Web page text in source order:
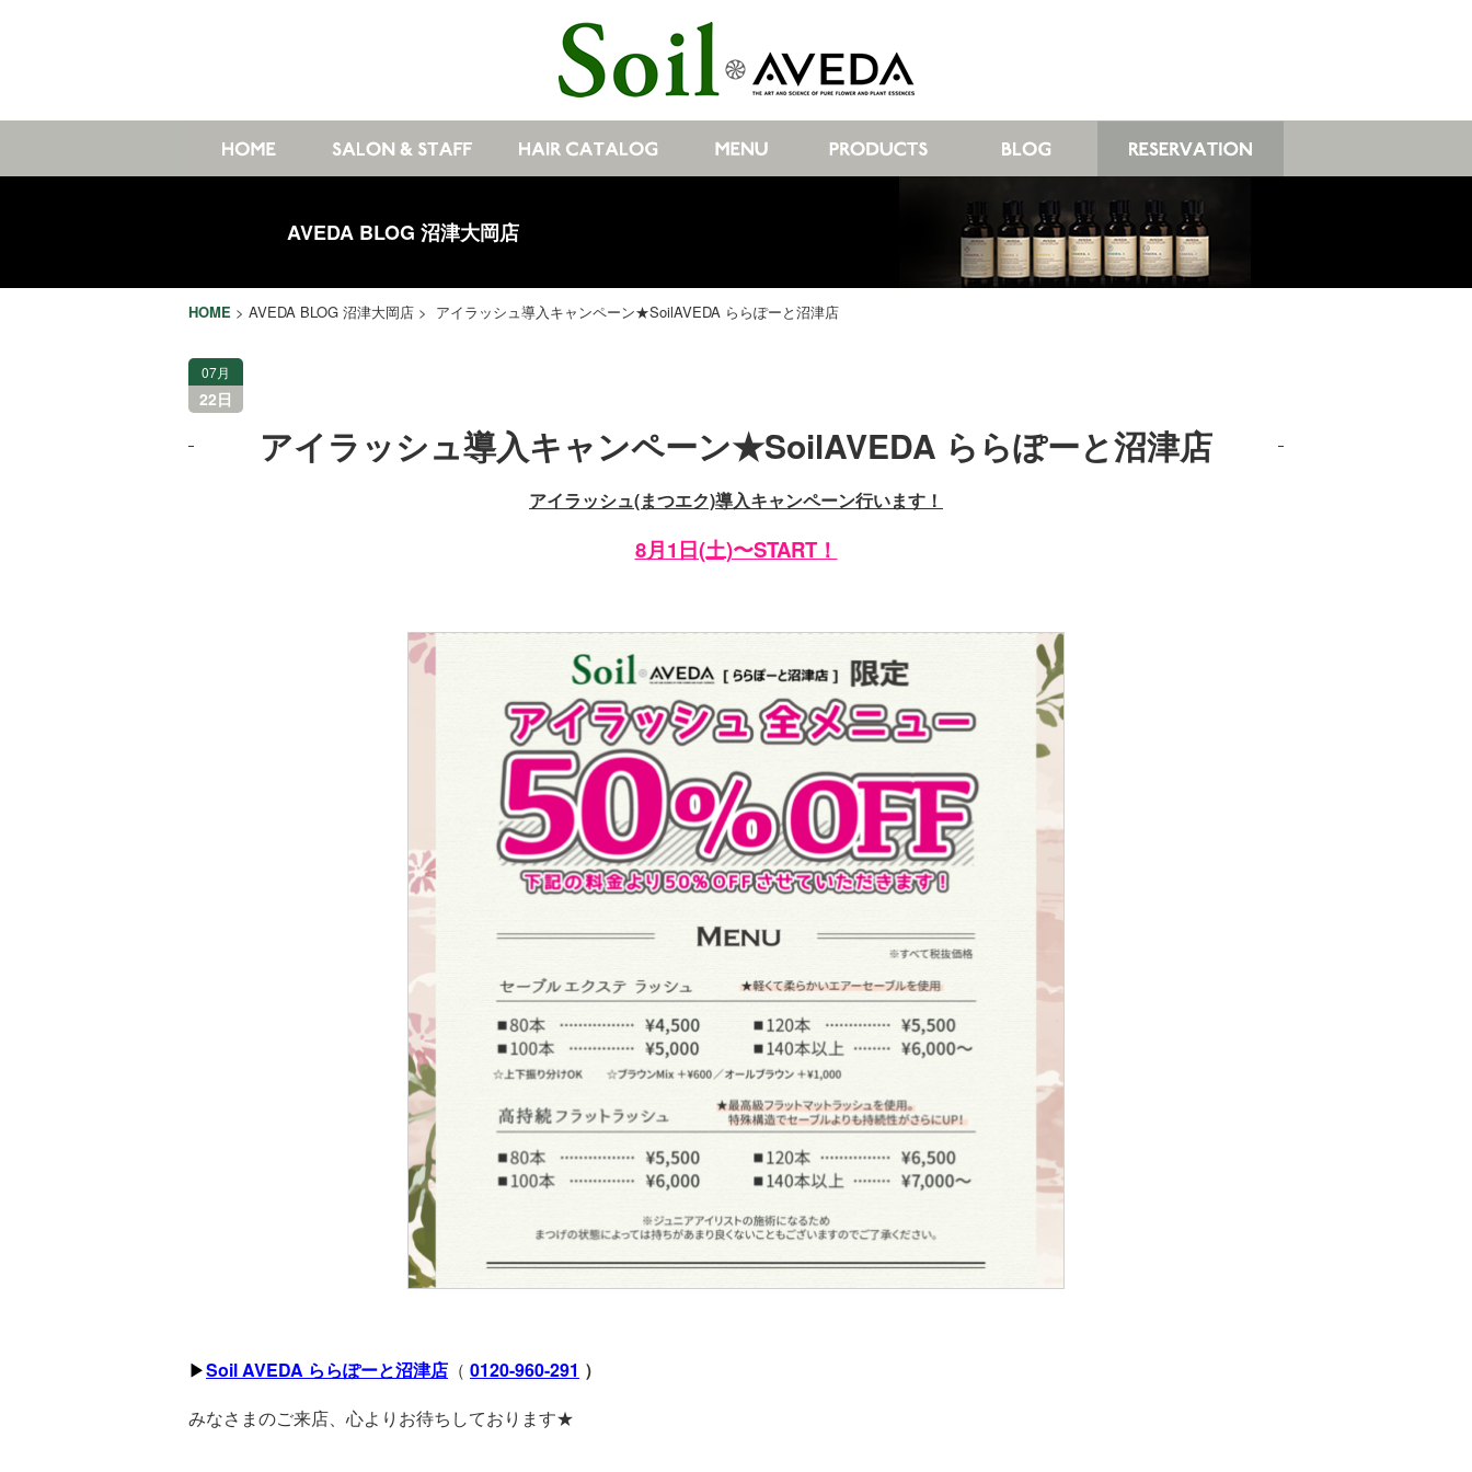
AVEDA BLOG 沼津大岡店
HOME > AVEDA BLOG 沼津大岡店 > アイラッシュ導入キャンペーン★SoilAVEDA ららぽーと沼津店
07月
22日
アイラッシュ導入キャンペーン★SoilAVEDA ららぽーと沼津店
アイラッシュ(まつエク)導入キャンペーン行います！
8月1日(土)〜START！
▶︎Soil AVEDA ららぽーと沼津店 （ 0120-960-291 ）
みなさまのご来店、心よりお待ちしております★